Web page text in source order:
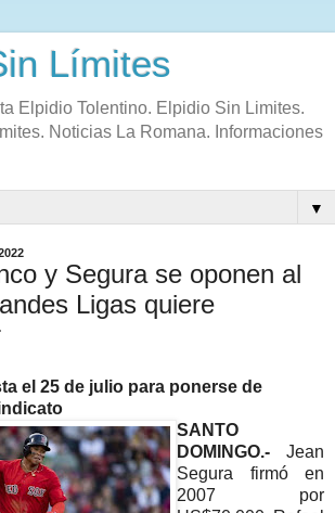
Límites
Elpidio Tolentino. Elpidio Sin Limites.
Noticias La Romana. Informaciones
▼
y Segura se oponen al
Ligas quiere
el 25 de julio para ponerse de
SANTO
DOMINGO.- Jean
Segura firmó en
2007 por